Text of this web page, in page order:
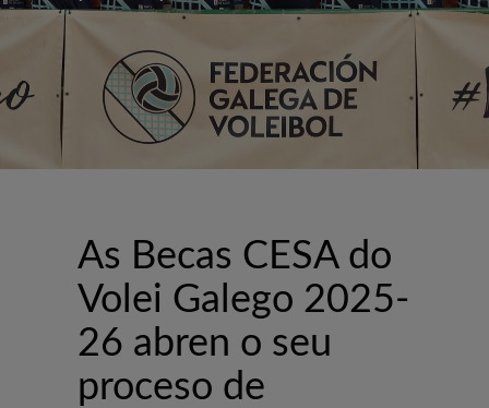
As Becas CESA do
Volei Galego 2025-
26 abren o seu
proceso de